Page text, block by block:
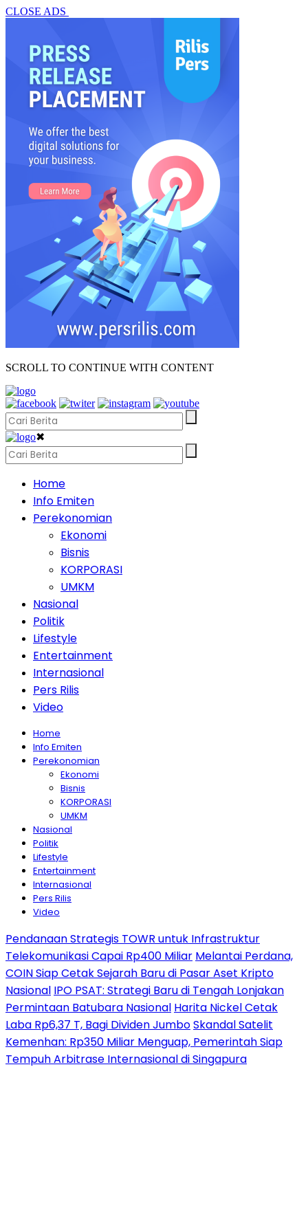
CLOSE ADS
SCROLL TO CONTINUE WITH CONTENT
✖
Home
Info Emiten
Perekonomian
Ekonomi
Bisnis
KORPORASI
UMKM
Nasional
Politik
Lifestyle
Entertainment
Internasional
Pers Rilis
Video
Home
Info Emiten
Perekonomian
Ekonomi
Bisnis
KORPORASI
UMKM
Nasional
Politik
Lifestyle
Entertainment
Internasional
Pers Rilis
Video
Pendanaan Strategis TOWR untuk Infrastruktur
Telekomunikasi Capai Rp400 Miliar Melantai Perdana,
COIN Siap Cetak Sejarah Baru di Pasar Aset Kripto
Nasional IPO PSAT: Strategi Baru di Tengah Lonjakan
Permintaan Batubara Nasional Harita Nickel Cetak
Laba Rp6,37 T, Bagi Dividen JumboSkandal Satelit
Kemenhan: Rp350 Miliar Menguap, Pemerintah Siap
Tempuh Arbitrase Internasional di Singapura